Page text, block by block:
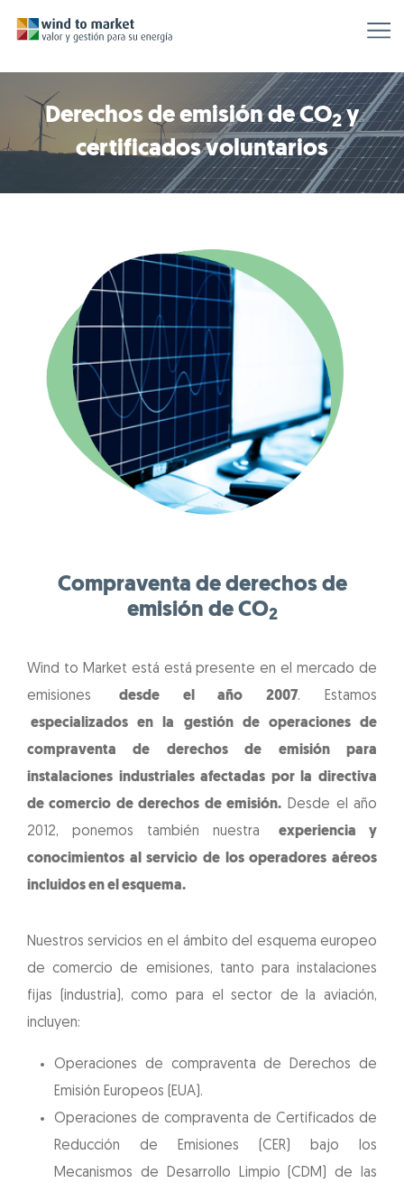
Derechos de emisión de CO2y
certificados voluntarios
Compraventa de derechos de
emisión de CO2
Wind to Market está está presente en el mercado de
emisiones
desde el año 2007. Estamos
especializados en la gestión de operaciones de
compraventa de derechos de emisión para
instalaciones industriales afectadas por la directiva
de comercio de derechos de emisión. Desde el año
2012, ponemos también nuestra
experiencia y
conocimientos al servicio de los operadores aéreos
incluidos en el esquema.
Nuestros servicios en el ámbito del esquema europeo
de comercio de emisiones, tanto para instalaciones
fijas (industria), como para el sector de la aviación,
incluyen:
Operaciones de compraventa de Derechos de
Emisión Europeos (EUA).
Operaciones de compraventa de Certificados de
Reducción de Emisiones (CER) bajo los
Mecanismos de Desarrollo Limpio (CDM) de las